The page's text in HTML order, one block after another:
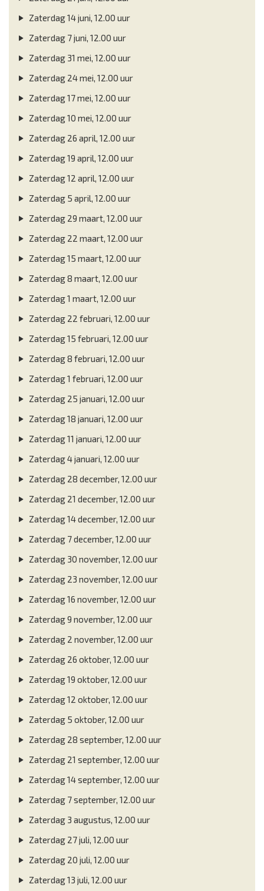
Zaterdag 14 juni, 12.00 uur
Zaterdag 7 juni, 12.00 uur
Zaterdag 31 mei, 12.00 uur
Zaterdag 24 mei, 12.00 uur
Zaterdag 17 mei, 12.00 uur
Zaterdag 10 mei, 12.00 uur
Zaterdag 26 april, 12.00 uur
Zaterdag 19 april, 12.00 uur
Zaterdag 12 april, 12.00 uur
Zaterdag 5 april, 12.00 uur
Zaterdag 29 maart, 12.00 uur
Zaterdag 22 maart, 12.00 uur
Zaterdag 15 maart, 12.00 uur
Zaterdag 8 maart, 12.00 uur
Zaterdag 1 maart, 12.00 uur
Zaterdag 22 februari, 12.00 uur
Zaterdag 15 februari, 12.00 uur
Zaterdag 8 februari, 12.00 uur
Zaterdag 1 februari, 12.00 uur
Zaterdag 25 januari, 12.00 uur
Zaterdag 18 januari, 12.00 uur
Zaterdag 11 januari, 12.00 uur
Zaterdag 4 januari, 12.00 uur
Zaterdag 28 december, 12.00 uur
Zaterdag 21 december, 12.00 uur
Zaterdag 14 december, 12.00 uur
Zaterdag 7 december, 12.00 uur
Zaterdag 30 november, 12.00 uur
Zaterdag 23 november, 12.00 uur
Zaterdag 16 november, 12.00 uur
Zaterdag 9 november, 12.00 uur
Zaterdag 2 november, 12.00 uur
Zaterdag 26 oktober, 12.00 uur
Zaterdag 19 oktober, 12.00 uur
Zaterdag 12 oktober, 12.00 uur
Zaterdag 5 oktober, 12.00 uur
Zaterdag 28 september, 12.00 uur
Zaterdag 21 september, 12.00 uur
Zaterdag 14 september, 12.00 uur
Zaterdag 7 september, 12.00 uur
Zaterdag 3 augustus, 12.00 uur
Zaterdag 27 juli, 12.00 uur
Zaterdag 20 juli, 12.00 uur
Zaterdag 13 juli, 12.00 uur